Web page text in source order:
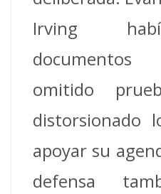
Irving
omitido
distorsionado
apoyar su
defensa